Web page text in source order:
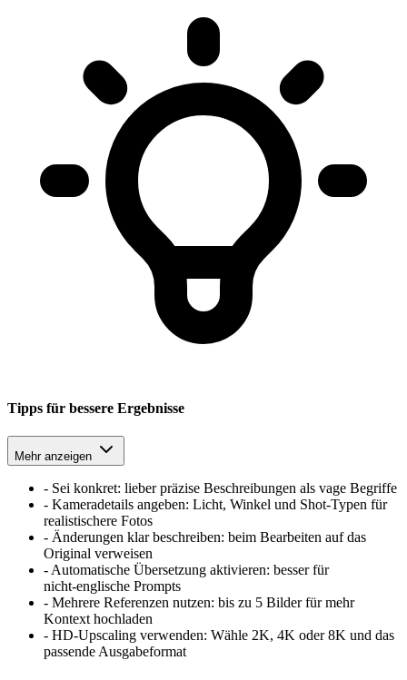
Tipps für bessere Ergebnisse
Mehr anzeigen
- Sei konkret: lieber präzise Beschreibungen als vage Begriffe
- Kameradetails angeben: Licht, Winkel und Shot‑Typen für
realistischere Fotos
- Änderungen klar beschreiben: beim Bearbeiten auf das
Original verweisen
- Automatische Übersetzung aktivieren: besser für
nicht‑englische Prompts
- Mehrere Referenzen nutzen: bis zu 5 Bilder für mehr
Kontext hochladen
- HD-Upscaling verwenden: Wähle 2K, 4K oder 8K und das
passende Ausgabeformat